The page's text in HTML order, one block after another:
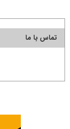
تماس با ما